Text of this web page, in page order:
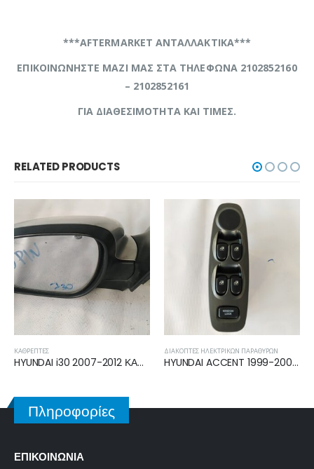
***AFTERMARKET ΑΝΤΑΛΛΑΚΤΙΚΑ***
ΕΠΙΚΟΙΝΩΝΗΣΤΕ ΜΑΖΙ ΜΑΣ ΣΤΑ ΤΗΛΕΦΩΝΑ 2102852160
– 2102852161
ΓΙΑ ΔΙΑΘΕΣΙΜΟΤΗΤΑ ΚΑΙ ΤΙΜΕΣ.
RELATED PRODUCTS
ΔΙΑΚΌΠΤΕΣ ΉΛΕΚΤΡΙΚΏΝ ΠΑΡΑΘΎΡΩΝ
HYUNDAI ACCENT 1999-2002 ΔΙΑΚΟΠΤΗΣ ΠΑΡΑΘΥΡΩΝ ΤΕΤΡΑΠΛΟΣ 11pin 93570-25000
ΜΆΣΚΕΣ
HYUNDAI MATRIX 2006-2008 ΜΑΣΚΑ 86561-17410
Πληροφορίες
ΕΠΙΚΟΙΝΩΝΊΑ